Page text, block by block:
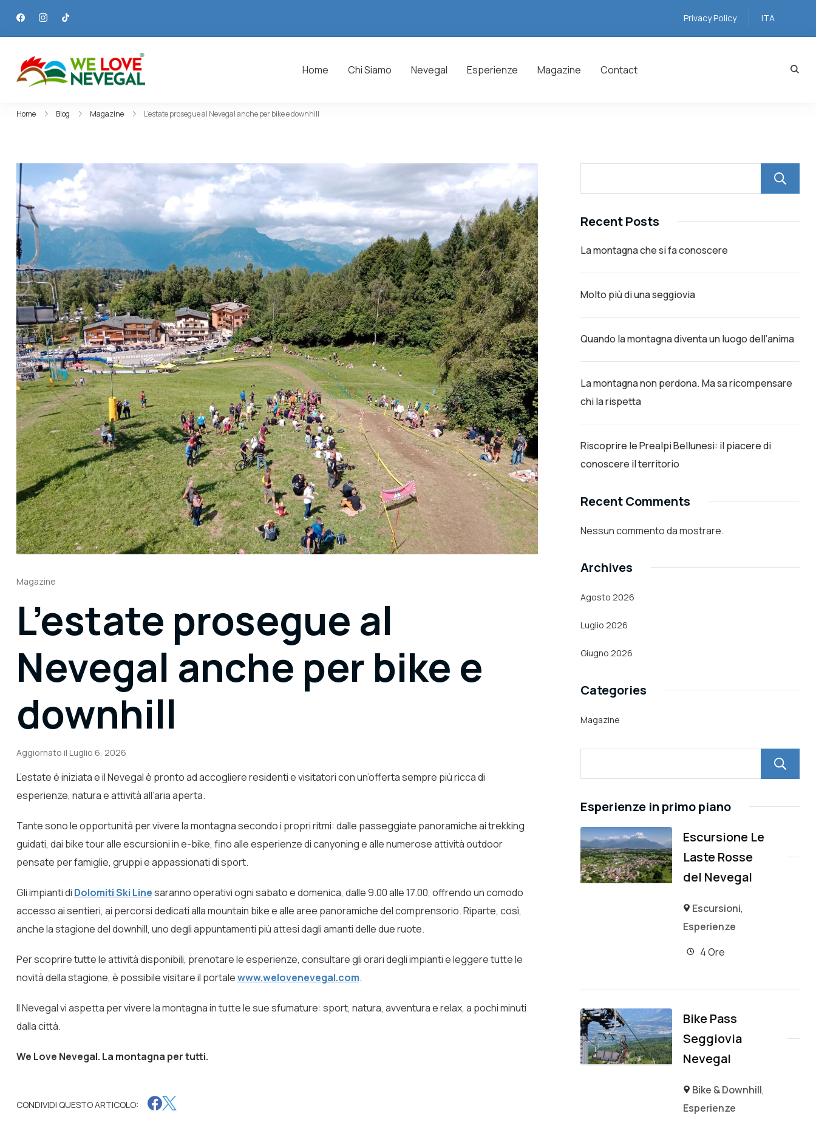
Privacy Policy ITA
Home Chi Siamo Nevegal Esperienze Magazine Contact
Home Blog Magazine L’estate prosegue al Nevegal anche per bike e downhill
Magazine
L’estate prosegue al
Nevegal anche per bike e
downhill
Aggiornato il Luglio 6, 2026
L’estate è iniziata e il Nevegal è pronto ad accogliere residenti e visitatori con un’offerta sempre più ricca di
esperienze, natura e attività all’aria aperta.
Tante sono le opportunità per vivere la montagna secondo i propri ritmi: dalle passeggiate panoramiche ai trekking
guidati, dai bike tour alle escursioni in e-bike, fino alle esperienze di canyoning e alle numerose attività outdoor
pensate per famiglie, gruppi e appassionati di sport.
Gli impianti di Dolomiti Ski Linesaranno operativi ogni sabato e domenica, dalle 9.00 alle 17.00, offrendo un comodo
accesso ai sentieri, ai percorsi dedicati alla mountain bike e alle aree panoramiche del comprensorio. Riparte, così,
anche la stagione del downhill, uno degli appuntamenti più attesi dagli amanti delle due ruote.
Per scoprire tutte le attività disponibili, prenotare le esperienze, consultare gli orari degli impianti e leggere tutte le
novità della stagione, è possibile visitare il portalewww.welovenevegal.com.
Il Nevegal vi aspetta per vivere la montagna in tutte le sue sfumature: sport, natura, avventura e relax, a pochi minuti
dalla città.
We Love Nevegal. La montagna per tutti.
CONDIVIDI QUESTO ARTICOLO:
Recent Posts
La montagna che si fa conoscere
Molto più di una seggiovia
Quando la montagna diventa un luogo dell’anima
La montagna non perdona. Ma sa ricompensare
chi la rispetta
Riscoprire le Prealpi Bellunesi: il piacere di
conoscere il territorio
Recent Comments
Nessun commento da mostrare.
Archives
Agosto 2026
Luglio 2026
Giugno 2026
Categories
Magazine
Esperienze in primo piano
Escursione Le
Laste Rosse
del Nevegal
Escursioni,
Esperienze
4 Ore
Bike Pass
Seggiovia
Nevegal
Bike & Downhill,
Esperienze